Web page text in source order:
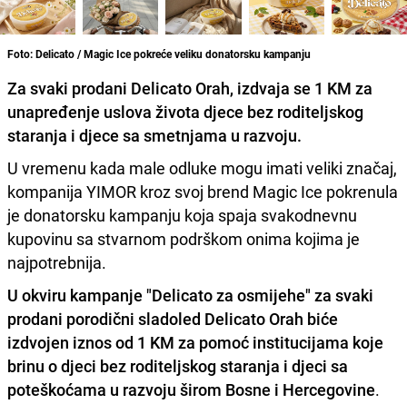
Foto: Delicato / Magic Ice pokreće veliku donatorsku kampanju
Za svaki prodani Delicato Orah, izdvaja se 1 KM za
unapređenje uslova života djece bez roditeljskog
staranja i djece sa smetnjama u razvoju.
U vremenu kada male odluke mogu imati veliki značaj,
kompanija YIMOR kroz svoj brend Magic Ice pokrenula
je donatorsku kampanju koja spaja svakodnevnu
kupovinu sa stvarnom podrškom onima kojima je
najpotrebnija.
U okviru kampanje "Delicato za osmijehe" za svaki
prodani porodični sladoled Delicato Orah biće
izdvojen iznos od 1 KM za pomoć institucijama koje
brinu o djeci bez roditeljskog staranja i djeci sa
poteškoćama u razvoju širom Bosne i Hercegovine.